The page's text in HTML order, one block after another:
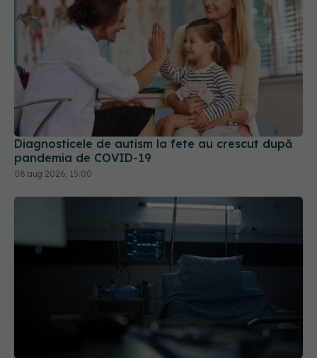
Diagnosticele de autism la fete au crescut după
pandemia de COVID-19
08 aug 2026, 15:00